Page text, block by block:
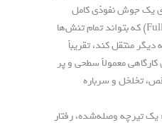
یک جوش نفوذی کامل
(Full Penetration Weld) که بتواند تمام تنش‌ها
منتقل کند، تقریباً
معمولاً سطحی و پر
تخلخل و سرباره
یک تیرچه وصله‌شده، رفتار